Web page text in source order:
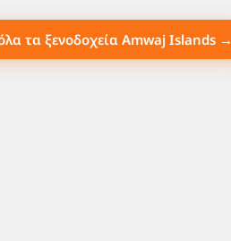
τα ξενοδοχεία Amwaj Islands →